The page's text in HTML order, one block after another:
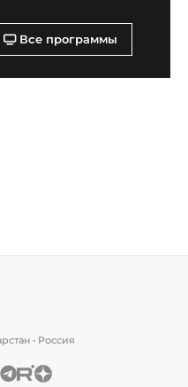
Все программы
• Россия